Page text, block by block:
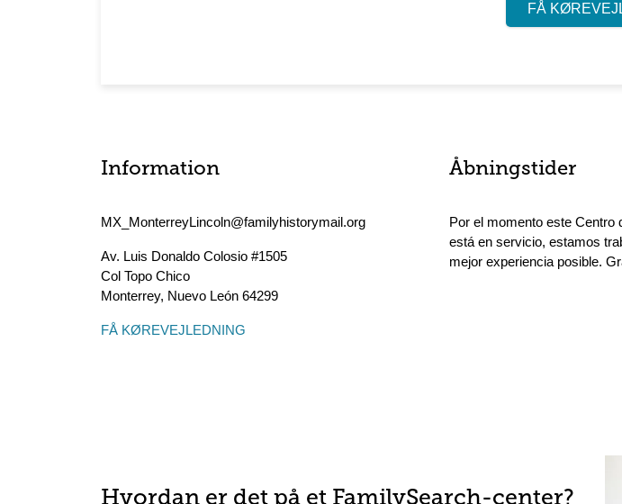
FÅ
Information
MX_MonterreyLincoln@familyhistorymail.org
Av. Luis Donaldo Colosio #1505
Col Topo Chico
Monterrey, Nuevo León 64299
FÅ KØREVEJLEDNING
Åbningstider
Por el momento este Centro
está en servicio, estamos
mejor experiencia posible.
Hvordan er det på et FamilySearch-center?